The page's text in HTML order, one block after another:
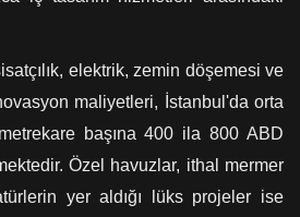
elektrik, zemin döşemesi ve
maliyetleri, İstanbul'da orta
başına 400 ila 800 ABD
Özel havuzlar, ithal mermer
yer aldığı lüks projeler ise